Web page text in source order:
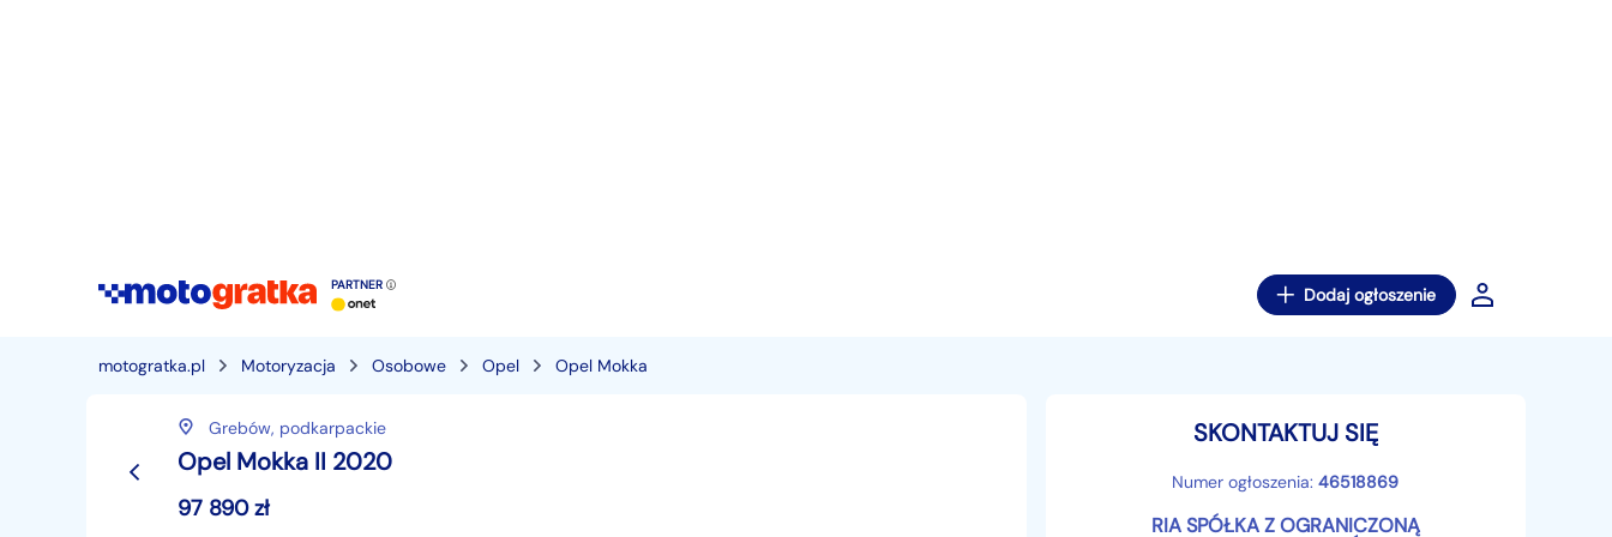
PARTNER Dodaj ogłoszenie
motogratka.pl Motoryzacja Osobowe Opel Opel Mokka
Grebów, podkarpackie
Opel Mokka II 2020
97 890zł
SKONTAKTUJ SIĘ
Numer ogłoszenia:46518869
RIA SPÓŁKA Z OGRANICZONĄ